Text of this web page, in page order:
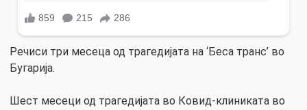
Речиси три месеца од трагедијата на ‘Беса транс’ во
Бугарија.
Шест месеци од трагедијата во Ковид-клиниката во